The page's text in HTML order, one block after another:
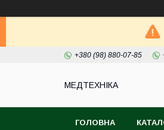
+380 (98) 880-07-85
МЕДТЕХНІКА
ГОЛОВНА